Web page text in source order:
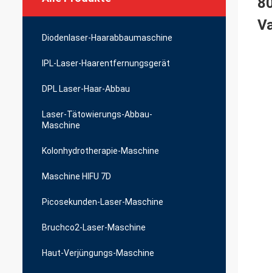
Diodenlaser-Haarabbaumaschine
IPL-Laser-Haarentfernungsgerät
DPL Laser-Haar-Abbau
Laser-Tätowierungs-Abbau-
Maschine
Kolonhydrotherapie-Maschine
Maschine HIFU 7D
Picosekunden-Laser-Maschine
Bruchco2-Laser-Maschine
Haut-Verjüngungs-Maschine